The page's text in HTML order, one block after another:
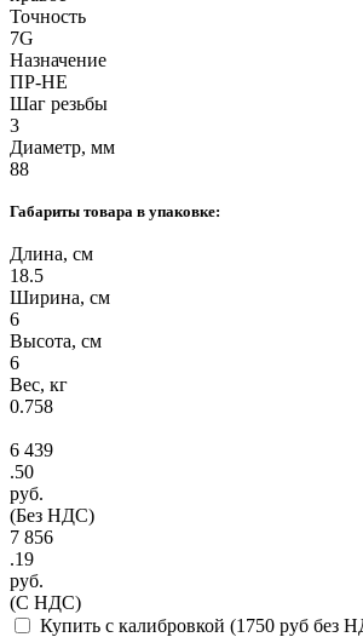
Точность
7G
Назначение
ПР-НЕ
Шаг резьбы
3
Диаметр, мм
88
Габариты товара в упаковке:
Длина, см
18.5
Ширина, см
6
Высота, см
6
Вес, кг
0.758
6 439
.50
руб.
(Без НДС)
7 856
.19
руб.
(С НДС)
Купить с калибровкой (1750 руб без